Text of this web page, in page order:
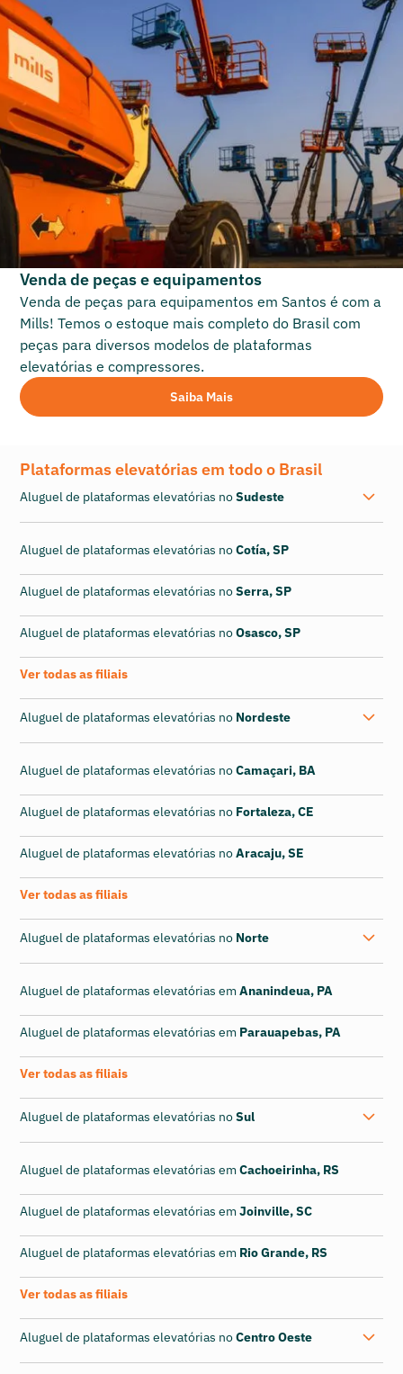
Venda de peças e equipamentos
Venda de peças para equipamentos em Santos é com a
Mills! Temos o estoque mais completo do Brasil com
peças para diversos modelos de plataformas
elevatórias e compressores.
Saiba Mais
Plataformas elevatórias em todo o Brasil
Aluguel de plataformas elevatórias noSudeste
Aluguel de plataformas elevatórias noCotía, SP
Aluguel de plataformas elevatórias noSerra, SP
Aluguel de plataformas elevatórias noOsasco, SP
Ver todas as filiais
Aluguel de plataformas elevatórias no Nordeste
Aluguel de plataformas elevatórias noCamaçari, BA
Aluguel de plataformas elevatórias no Fortaleza, CE
Aluguel de plataformas elevatórias noAracaju, SE
Ver todas as filiais
Aluguel de plataformas elevatórias no Norte
Aluguel de plataformas elevatórias emAnanindeua, PA
Aluguel de plataformas elevatórias em Parauapebas, PA
Ver todas as filiais
Aluguel de plataformas elevatórias noSul
Aluguel de plataformas elevatórias emCachoeirinha, RS
Aluguel de plataformas elevatórias emJoinville, SC
Aluguel de plataformas elevatórias em Rio Grande, RS
Ver todas as filiais
Aluguel de plataformas elevatórias noCentro Oeste